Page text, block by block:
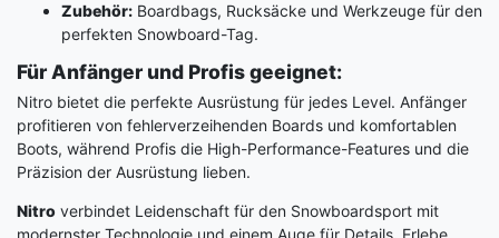
Zubehör: Boardbags, Rucksäcke und Werkzeuge für den
perfekten Snowboard-Tag.
Für Anfänger und Profis geeignet:
Nitro bietet die perfekte Ausrüstung für jedes Level. Anfänger
profitieren von fehlerverzeihenden Boards und komfortablen
Boots, während Profis die High-Performance-Features und die
Präzision der Ausrüstung lieben.
Nitro verbindet Leidenschaft für den Snowboardsport mit